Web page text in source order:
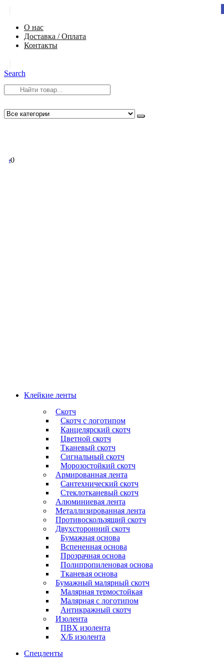
О нас
Доставка / Оплата
Контакты
Search
00
Клейкие ленты
Скотч
Скотч с логотипом
Канцелярский скотч
Цветной скотч
Тканевый скотч
Сигнальный скотч
Морозостойкий скотч
Армированная лента
Сантехнический скотч
Стеклотканевый скотч
Алюминиевая лента
Металлизированная лента
Противоскользящий скотч
Двухсторонний скотч
Бумажная основа
Вспененная основа
Прозрачная основа
Полипропиленовая основа
Тканевая основа
Бумажный малярный скотч
Малярная термостойкая
Малярная с логотипом
Антикражный скотч
Изолента
ПВХ изолента
Х/Б изолента
Спецленты